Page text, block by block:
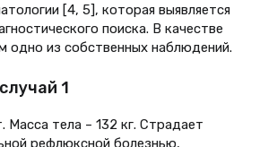
[4, 5], которая выявляется
поиска. В качестве
одно из собственных наблюдений.
1
Масса тела – 132 кг. Страдает
рефлюксной болезнью,